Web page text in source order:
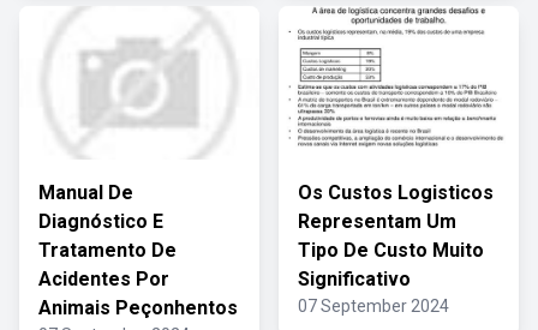
Manual De
Diagnóstico E
Tratamento De
Acidentes Por
Animais Peçonhentos
Os Custos Logisticos
Representam Um
Tipo De Custo Muito
Significativo
07 September 2024